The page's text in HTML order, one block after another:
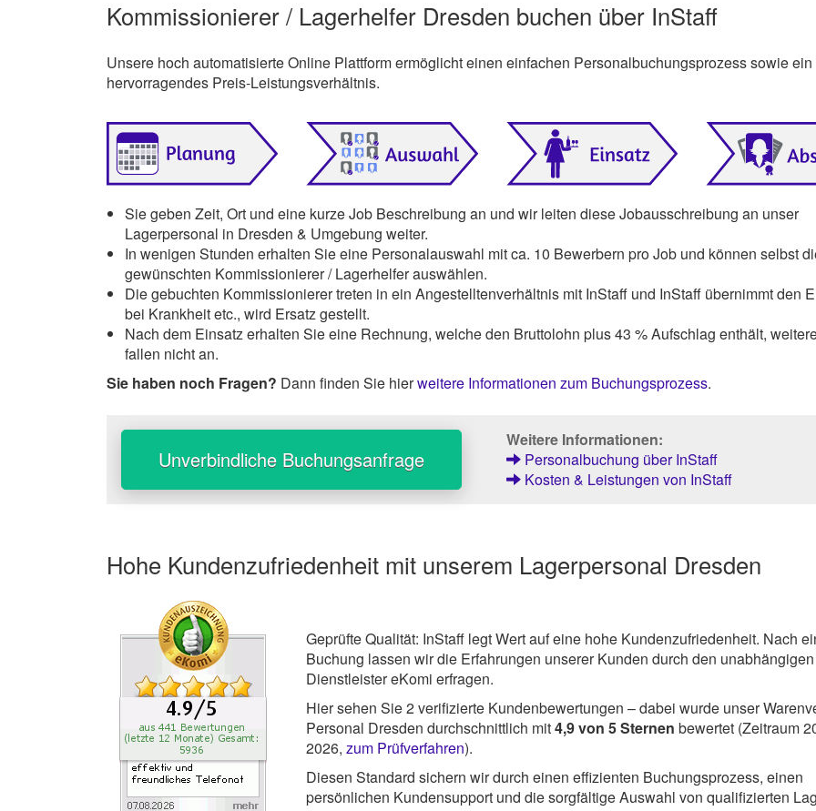
Kommissionierer / Lagerhelfer Dresden buchen über InStaff
Unsere hoch automatisierte Online Plattform ermöglicht einen einfachen Personalbuchungsprozess sowie ein
hervorragendes Preis-Leistungsverhältnis.
Sie geben Zeit, Ort und eine kurze Job Beschreibung an und wir leiten diese Jobausschreibung an unser
Lagerpersonal in Dresden & Umgebung weiter.
In wenigen Stunden erhalten Sie eine Personalauswahl mit ca. 10 Bewerbern pro Job und können selbst
gewünschten Kommissionierer / Lagerhelfer auswählen.
Die gebuchten Kommissionierer treten in ein Angestelltenverhältnis mit InStaff und InStaff übernimmt den
bei Krankheit etc., wird Ersatz gestellt.
Nach dem Einsatz erhalten Sie eine Rechnung, welche den Bruttolohn plus 43 % Aufschlag enthält,
fallen nicht an.
Sie haben noch Fragen? Dann finden Sie hierweitere Informationen zum Buchungsprozess.
Unverbindliche Buchungsanfrage
Weitere Informationen:
Personalbuchung über InStaff
Kosten & Leistungen von InStaff
Hohe Kundenzufriedenheit mit unserem Lagerpersonal Dresden
Geprüfte Qualität: InStaff legt Wert auf eine hohe Kundenzufriedenheit. Nach
Buchung lassen wir die Erfahrungen unserer Kunden durch den unabhängigen
Dienstleister eKomi erfragen.
Hier sehen Sie2verifizierte Kundenbewertungen – dabei wurde unser
Personal Dresden durchschnittlich mit4,9von5Sternen bewertet (Zeitraum
2026,zum Prüfverfahren).
Diesen Standard sichern wir durch einen effizienten Buchungsprozess, einen
persönlichen Kundensupport und die sorgfältige Auswahl von qualifizierten